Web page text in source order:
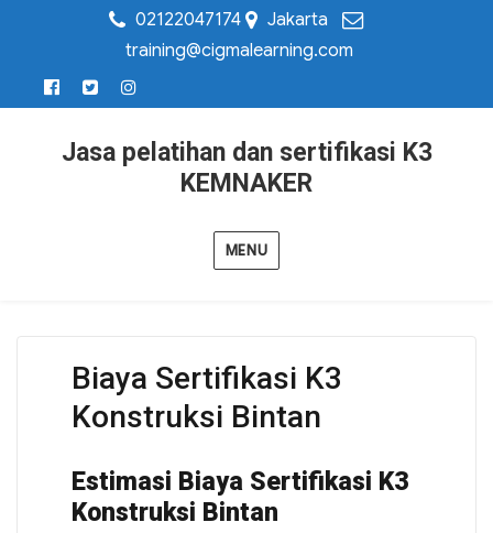
02122047174
Jakarta
training@cigmalearning.com
Jasa pelatihan dan sertifikasi K3
KEMNAKER
MENU
Biaya Sertifikasi K3
Konstruksi Bintan
Estimasi Biaya Sertifikasi K3
Konstruksi Bintan